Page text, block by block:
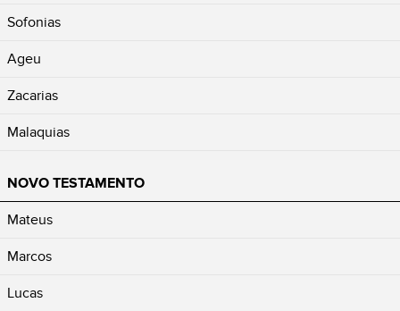
Sofonias
Ageu
Zacarias
Malaquias
NOVO TESTAMENTO
Mateus
Marcos
Lucas